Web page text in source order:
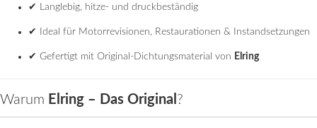
✔ Langlebig, hitze- und druckbeständig
✔ Ideal für Motorrevisionen, Restaurationen & Instandsetzungen
✔ Gefertigt mit Original-Dichtungsmaterial von Elring
Warum Elring – Das Original ?